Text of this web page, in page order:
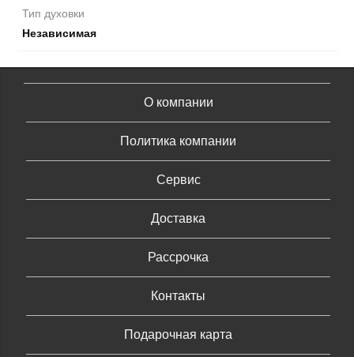
Тип духовки
Независимая
О компании
Политика компании
Сервис
Доставка
Рассрочка
Контакты
Подарочная карта